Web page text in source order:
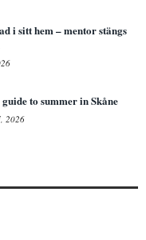
i sitt hem – mentor stängs
to summer in Skåne
2026